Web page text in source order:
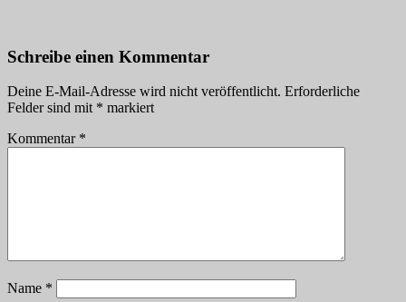
Schreibe einen Kommentar
Deine E-Mail-Adresse wird nicht veröffentlicht. Erforderliche
Felder sind mit * markiert
Kommentar *
Name *